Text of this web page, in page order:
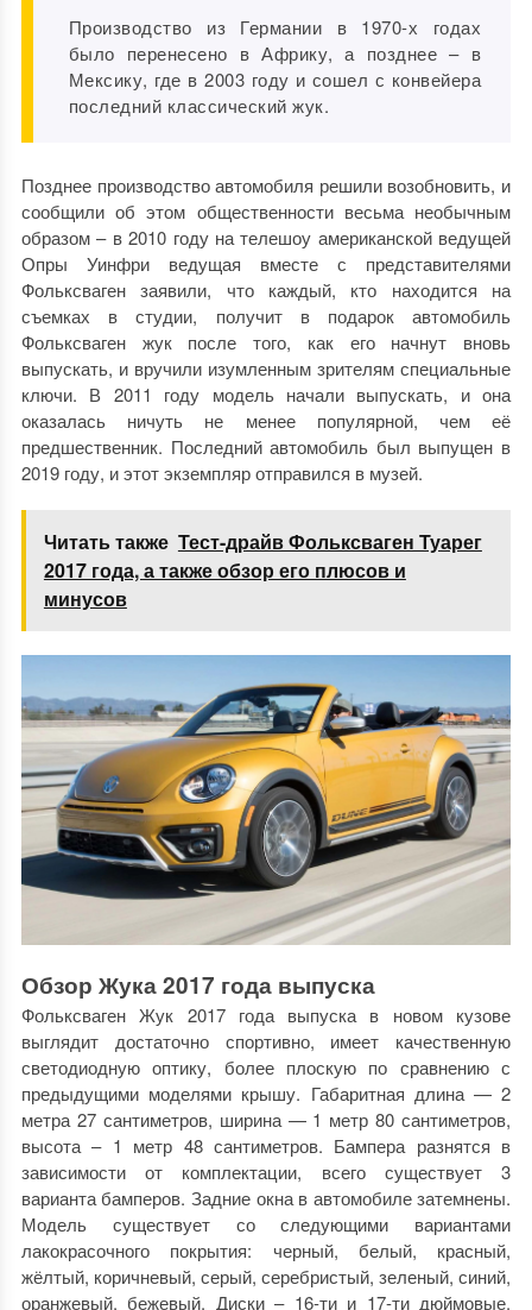
Производство из Германии в 1970-х годах
было перенесено в Африку, а позднее – в
Мексику, где в 2003 году и сошел с конвейера
последний классический жук.
Позднее производство автомобиля решили возобновить, и
сообщили об этом общественности весьма необычным
образом – в 2010 году на телешоу американской ведущей
Опры Уинфри ведущая вместе с представителями
Фольксваген заявили, что каждый, кто находится на
съемках в студии, получит в подарок автомобиль
Фольксваген жук после того, как его начнут вновь
выпускать, и вручили изумленным зрителям специальные
ключи. В 2011 году модель начали выпускать, и она
оказалась ничуть не менее популярной, чем её
предшественник. Последний автомобиль был выпущен в
2019 году, и этот экземпляр отправился в музей.
Читать также Тест-драйв Фольксваген Туарег
2017 года, а также обзор его плюсов и
минусов
Обзор Жука 2017 года выпуска
Фольксваген Жук 2017 года выпуска в новом кузове
выглядит достаточно спортивно, имеет качественную
светодиодную оптику, более плоскую по сравнению с
предыдущими моделями крышу. Габаритная длина — 2
метра 27 сантиметров, ширина — 1 метр 80 сантиметров,
высота – 1 метр 48 сантиметров. Бампера разнятся в
зависимости от комплектации, всего существует 3
варианта бамперов. Задние окна в автомобиле затемнены.
Модель существует со следующими вариантами
лакокрасочного покрытия: черный, белый, красный,
жёлтый, коричневый, серый, серебристый, зеленый, синий,
оранжевый, бежевый. Диски – 16-ти и 17-ти дюймовые.